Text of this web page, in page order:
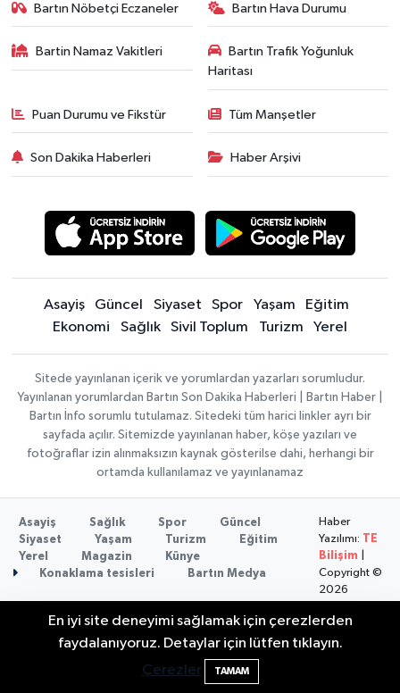
Bartın Nöbetçi Eczaneler Bartın Hava Durumu
Bartin Namaz Vakitleri
Bartın Trafik Yoğunluk
Haritası
Puan Durumu ve Fikstür Tüm Manşetler
Son Dakika Haberleri Haber Arşivi
Asayiş Güncel Siyaset Spor Yaşam
Eğitim
Ekonomi
Sağlık Sivil Toplum Turizm Yerel
Sitede yayınlanan içerik ve yorumlardan yazarları sorumludur.
Yayınlanan yorumlardan Bartın Son Dakika Haberleri | Bartın Haber |
Bartın İnfo sorumlu tutulamaz. Sitedeki tüm harici linkler ayrı bir
sayfada açılır. Sitemizde yayınlanan haber, köşe yazıları ve
fotoğraflar izin alınmaksızın kaynak gösterilse dahi, herhangi bir
ortamda kullanılamaz ve yayınlanamaz
Asayiş Sağlık Spor
Güncel
Siyaset
Yaşam Turizm
Eğitim
Yerel
Magazin
Künye
Konaklama tesisleri
Bartın Medya
Haber
Yazılımı:
TE
Bilişim
Copyright ©
2026
En iyi site deneyimi sağlamak için çerezlerden
faydalanıyoruz. Detaylar için lütfen tıklayın.
Çerezler
TAMAM
Elektrik arızasını onanırken akıma kapılan